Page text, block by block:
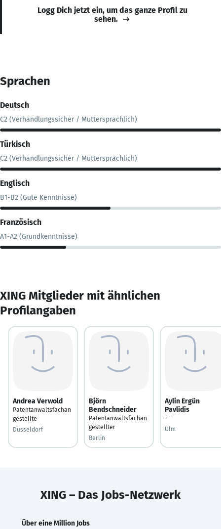
Logg Dich jetzt ein, um das ganze Profil zu
sehen.
Sprachen
Deutsch
C2 (Verhandlungssicher / Muttersprachlich)
Türkisch
C2 (Verhandlungssicher / Muttersprachlich)
Englisch
B1-B2 (Gute Kenntnisse)
Französisch
A1-A2 (Grundkenntnisse)
XING Mitglieder mit ähnlichen
Profilangaben
Andrea Verwold
Patentanwaltsfachan
gestellte
Düsseldorf
Björn
Bendschneider
Patentanwaltsfachan
gestellter
Berlin
Aylin Ergün
Pavlidis
---
Ulm
XING – Das Jobs-Netzwerk
Über eine Million Jobs